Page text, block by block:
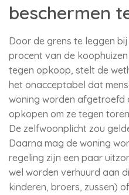
beschermen
Door de grens te leggen
procent van de
tegen opkoop, stelt de
het onacceptabel dat
woning worden afgetroefd
opkopen om ze tegen
De zelfwoonplicht zou
Daarna mag de woning
regeling zijn een paar
wel worden verhuurd aan
kinderen, broers, zussen)